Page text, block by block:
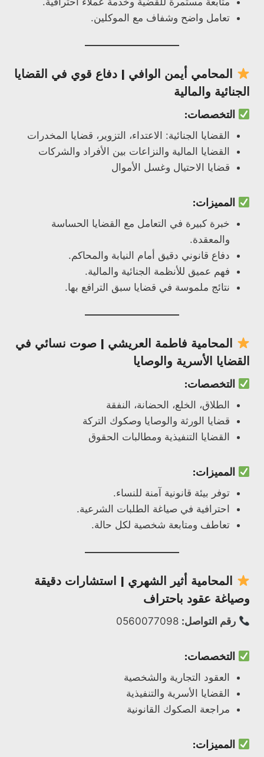
تعامل واضح وشفاف مع الموكلين.
المحامي أيمن الوافي | دفاع قوي في القضايا
الجنائية والمالية
التخصصات:
القضايا الجنائية: الاعتداء، التزوير، قضايا المخدرات
القضايا المالية والنزاعات بين الأفراد والشركات
قضايا الاحتيال وغسل الأموال
المميزات:
خبرة كبيرة في التعامل مع القضايا الحساسة
والمعقدة.
دفاع قانوني دقيق أمام النيابة والمحاكم.
فهم عميق للأنظمة الجنائية والمالية.
نتائج ملموسة في قضايا سبق الترافع بها.
المحامية فاطمة العريشي | صوت نسائي في
القضايا الأسرية والوصايا
التخصصات:
الطلاق، الخلع، الحضانة، النفقة
قضايا الورثة والوصايا وصكوك التركة
القضايا التنفيذية ومطالبات الحقوق
المميزات:
توفر بيئة قانونية آمنة للنساء.
احترافية في صياغة الطلبات الشرعية.
تعاطف ومتابعة شخصية لكل حالة.
المحامية أثير الشهري | استشارات دقيقة
وصياغة عقود باحتراف
رقم التواصل: 0560077098
التخصصات:
العقود التجارية والشخصية
القضايا الأسرية والتنفيذية
مراجعة الصكوك القانونية
المميزات: